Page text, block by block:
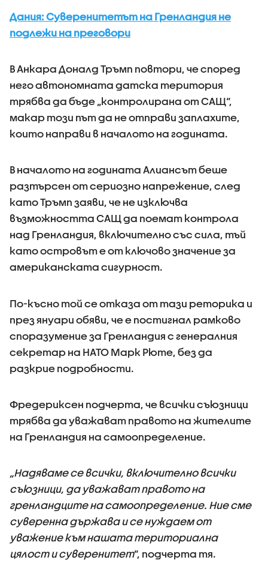
Дания: Суверенитетът на Гренландия не
подлежи на преговори
В Анкара Доналд Тръмп повтори, че според
него автономната датска територия
трябва да бъде „контролирана от САЩ“,
макар този път да не отправи заплахите,
които направи в началото на годината.
В началото на годината Алиансът беше
разтърсен от сериозно напрежение, след
като Тръмп заяви, че не изключва
възможността САЩ да поемат контрола
над Гренландия, включително със сила, тъй
като островът е от ключово значение за
американската сигурност.
По-късно той се отказа от тази реторика и
през януари обяви, че е постигнал рамково
споразумение за Гренландия с генералния
секретар на НАТО Марк Рюте, без да
разкрие подробности.
Фредериксен подчерта, че всички съюзници
трябва да уважават правото на жителите
на Гренландия на самоопределение.
„Надяваме се всички, включително всички
съюзници, да уважават правото на
гренландците на самоопределение. Ние сме
суверенна държава и се нуждаем от
уважение към нашата териториална
цялост и суверенитет“, подчерта тя.